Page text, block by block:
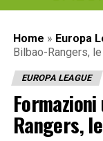
Home » Europa
Bilbao-Rangers,
EUROPA LEAGUE
Rangers,